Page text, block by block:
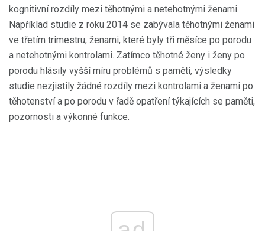
kognitivní rozdíly mezi těhotnými a netehotnými ženami.
Například studie z roku 2014 se zabývala těhotnými ženami
ve třetím trimestru, ženami, které byly tři měsíce po porodu
a netehotnými kontrolami. Zatímco těhotné ženy i ženy po
porodu hlásily vyšší míru problémů s pamětí, výsledky
studie nezjistily žádné rozdíly mezi kontrolami a ženami po
těhotenství a po porodu v řadě opatření týkajících se paměti,
pozornosti a výkonné funkce.